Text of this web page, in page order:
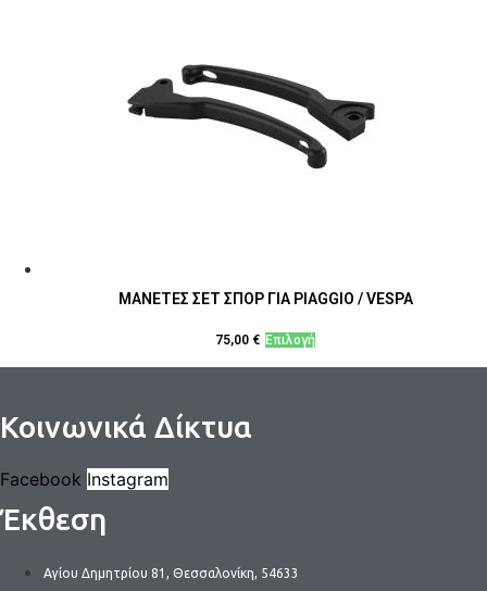
ΜΑΝΕΤΕΣ ΣΕΤ ΣΠΟΡ ΓΙΑ PIAGGIO / VESPA
75,00 € ΕπιλογήΑυτό
το
Κοινωνικά Δίκτυα
Facebook Instagram
Έκθεση
Αγίου Δημητρίου 81, Θεσσαλονίκη, 54633